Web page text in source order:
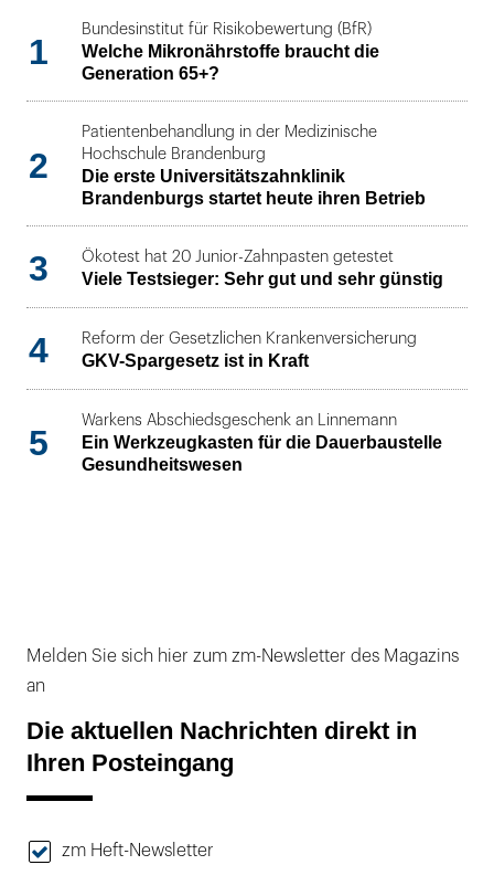
1
Bundesinstitut für Risikobewertung (BfR)
Welche Mikronährstoffe braucht die
Generation 65+?
2
Patientenbehandlung in der Medizinische
Hochschule Brandenburg
Die erste Universitätszahnklinik
Brandenburgs startet heute ihren Betrieb
3 Ökotest hat 20 Junior-Zahnpasten getestet
Viele Testsieger: Sehr gut und sehr günstig
4 Reform der Gesetzlichen Krankenversicherung
GKV-Spargesetz ist in Kraft
5
Warkens Abschiedsgeschenk an Linnemann
Ein Werkzeugkasten für die Dauerbaustelle
Gesundheitswesen
Melden Sie sich hier zum zm-Newsletter des Magazins
an
Die aktuellen Nachrichten direkt in
Ihren Posteingang
zm Heft-Newsletter